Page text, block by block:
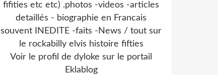
fifities etc etc) .photos -videos -articles
detaillés - biographie en Francais
souvent INEDITE -faits -News / tout sur
le rockabilly elvis histoire fifties
Voir le profil de dyloke sur le portail
Eklablog